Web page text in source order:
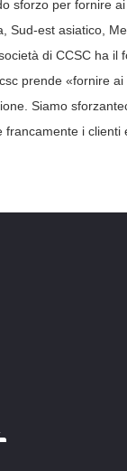
sforzo per fornire
Sud-est asiatico,
di CCSC ha il
prende «fornire
Siamo
francamente i